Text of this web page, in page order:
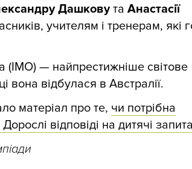
Дашковута Анастасії
учителям і тренерам, які
(ІМО) — найпрестижніше світове
відбулася в Австралії.
матеріал про те, чи потрібна
відповіді на дитячі